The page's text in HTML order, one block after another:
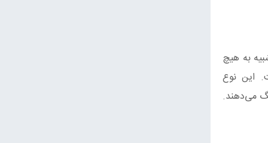
به هیچ
این نوع
می‌دهند.